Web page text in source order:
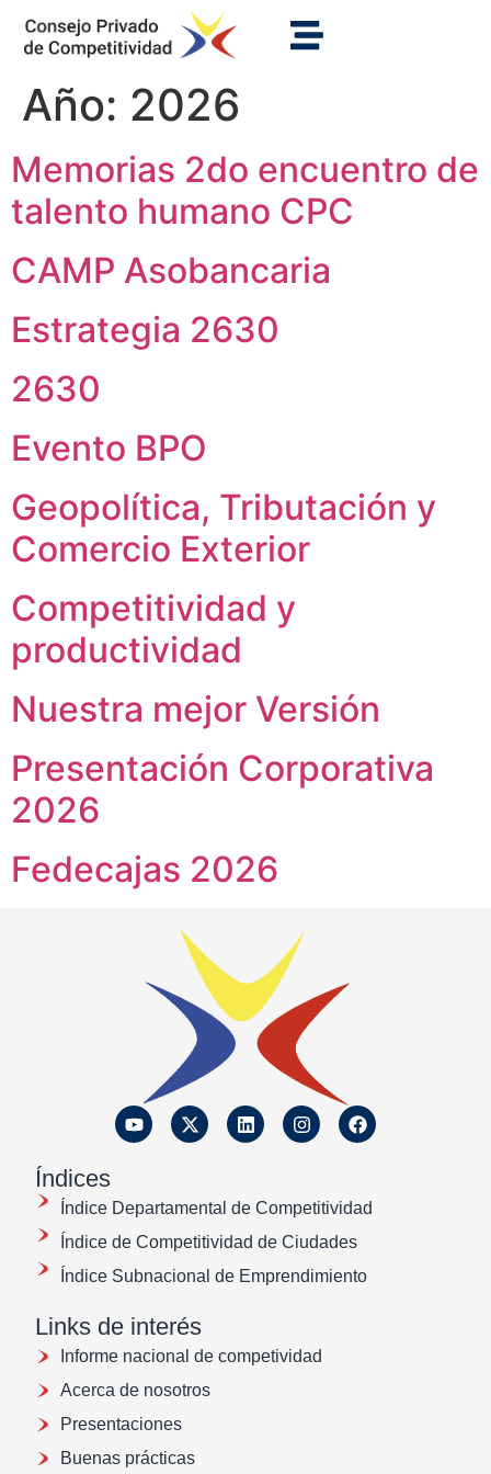
Año: 2026
Memorias 2do encuentro de
talento humano CPC
CAMP Asobancaria
Estrategia 2630
2630
Evento BPO
Geopolítica, Tributación y
Comercio Exterior
Competitividad y
productividad
Nuestra mejor Versión
Presentación Corporativa
2026
Fedecajas 2026
Índices
Índice Departamental de Competitividad
Índice de Competitividad de Ciudades
Índice Subnacional de Emprendimiento
Links de interés
Informe nacional de competividad
Acerca de nosotros
Presentaciones
Buenas prácticas